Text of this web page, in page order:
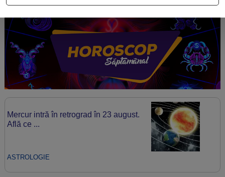
Mercur intră în retrograd în 23 august.
Află ce ...
ASTROLOGIE